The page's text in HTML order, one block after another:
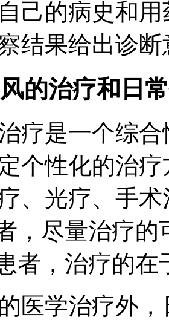
己的病史和
结果给出诊
的治疗和日
疗是一个综
个性化的治
、光疗、手
，尽量治疗
者，治疗的
医学治疗外